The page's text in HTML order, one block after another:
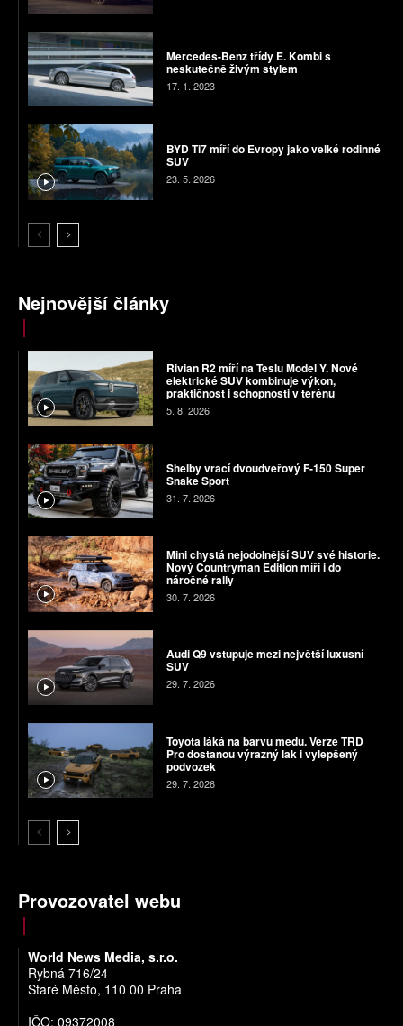
Mercedes-Benz třídy E. Kombi s
neskutečně živým stylem
17. 1. 2023
BYD Ti7 míří do Evropy jako velké rodinné
SUV
23. 5. 2026
Nejnovější články
Rivian R2 míří na Teslu Model Y. Nové
elektrické SUV kombinuje výkon,
praktičnost i schopnosti v terénu
5. 8. 2026
Shelby vrací dvoudveřový F-150 Super
Snake Sport
31. 7. 2026
Mini chystá nejodolnější SUV své historie.
Nový Countryman Edition míří i do
náročné rally
30. 7. 2026
Audi Q9 vstupuje mezi největší luxusní
SUV
29. 7. 2026
Toyota láká na barvu medu. Verze TRD
Pro dostanou výrazný lak i vylepšený
podvozek
29. 7. 2026
Provozovatel webu
World News Media, s.r.o.
Rybná 716/24
Staré Město, 110 00 Praha
IČO: 09372008